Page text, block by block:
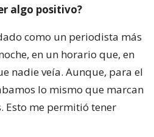
algo positivo?
como un periodista más
en un horario que, en
nadie veía. Aunque, para el
lo mismo que marcan
Esto me permitió tener